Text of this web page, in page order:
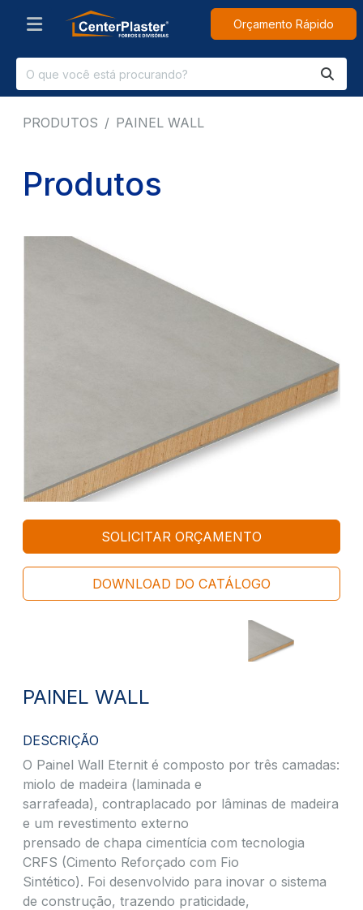
Orçamento Rápido
PRODUTOS PAINEL WALL
Produtos
SOLICITAR ORÇAMENTO
DOWNLOAD DO CATÁLOGO
PAINEL WALL
DESCRIÇÃO
O Painel Wall Eternit é composto por três camadas:
miolo de madeira (laminada e
sarrafeada), contraplacado por lâminas de madeira
e um revestimento externo
prensado de chapa cimentícia com tecnologia
CRFS (Cimento Reforçado com Fio
Sintético). Foi desenvolvido para inovar o sistema
de construção, trazendo praticidade,